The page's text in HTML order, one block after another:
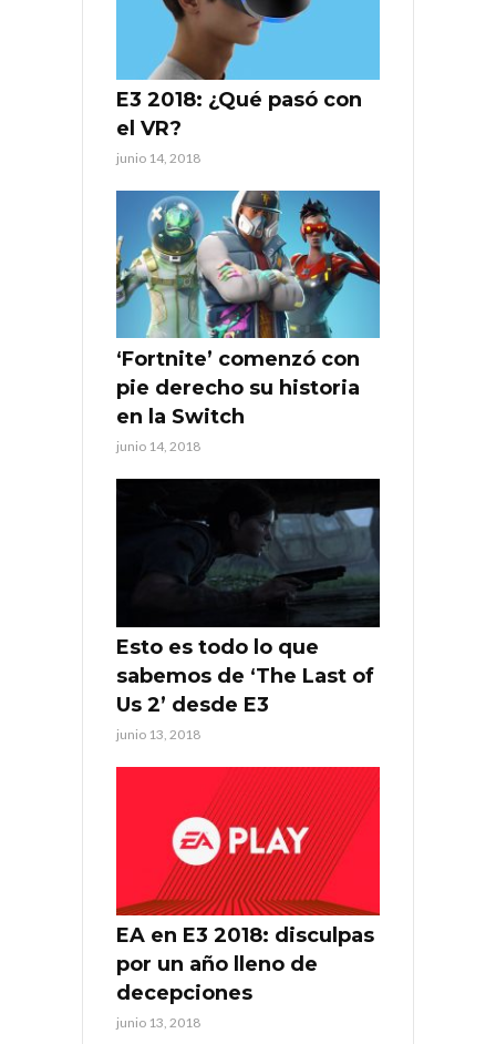
E3 2018: ¿Qué pasó con
el VR?
junio 14, 2018
‘Fortnite’ comenzó con
pie derecho su historia
en la Switch
junio 14, 2018
Esto es todo lo que
sabemos de ‘The Last of
Us 2’ desde E3
junio 13, 2018
EA en E3 2018: disculpas
por un año lleno de
decepciones
junio 13, 2018